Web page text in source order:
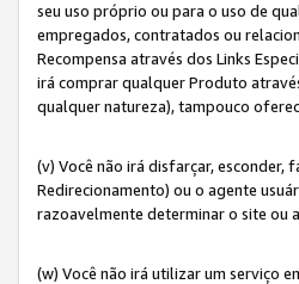
seu uso próprio ou para o uso de
empregados, contratados ou
Recompensa através dos Links
irá comprar qualquer Produto
qualquer natureza), tampouco
(v) Você não irá disfarçar, esconder,
Redirecionamento) ou o agente
razoavelmente determinar o site ou
(w) Você não irá utilizar um serviço